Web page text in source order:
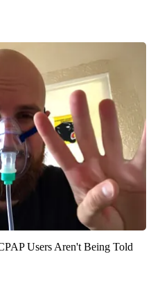
Users Aren't Being Told